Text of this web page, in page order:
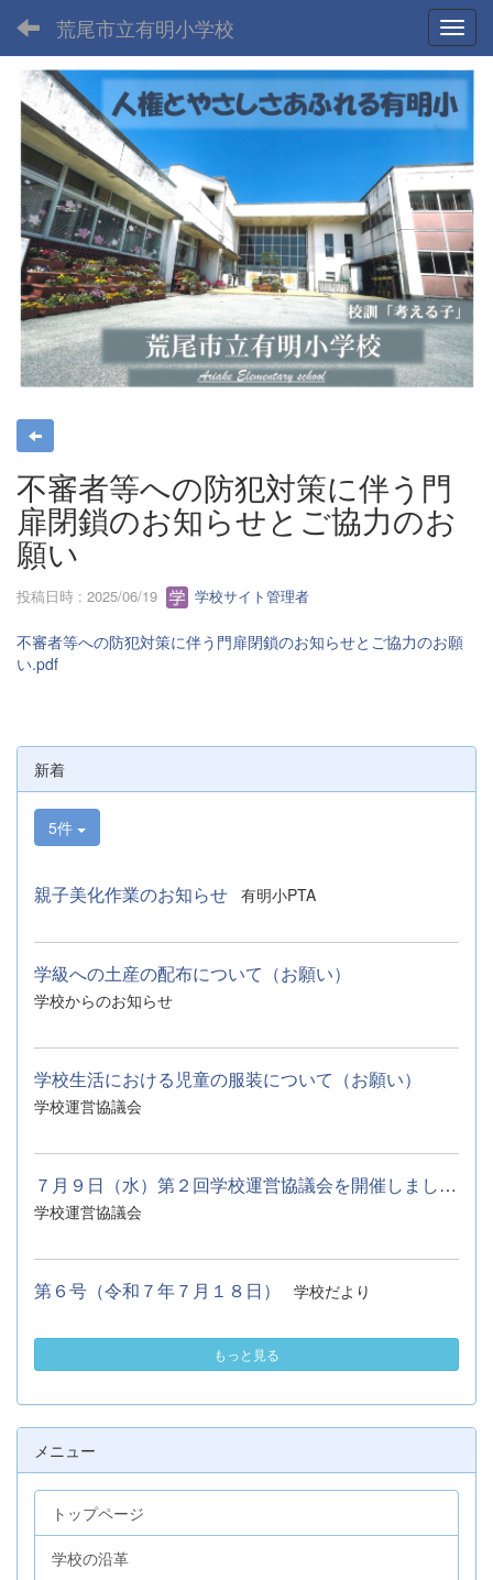
荒尾市立有明小学校
不審者等への防犯対策に伴う門
扉閉鎖のお知らせとご協力のお
願い
投稿日時 : 2025/06/19 学校サイト管理者
不審者等への防犯対策に伴う門扉閉鎖のお知らせとご協力のお願
い.pdf
新着
5件
親子美化作業のお知らせ 有明小PTA
学級への土産の配布について（お願い）
学校からのお知らせ
学校生活における児童の服装について（お願い）
学校運営協議会
７月９日（水）第２回学校運営協議会を開催しました。
学校運営協議会
第６号（令和７年７月１８日） 学校だより
もっと見る
メニュー
トップページ
学校の沿革